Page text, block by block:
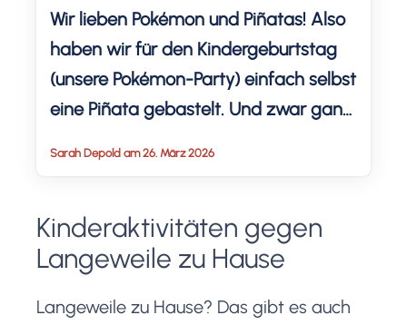
Wir lieben Pokémon und Piñatas! Also
haben wir für den Kindergeburtstag
(unsere Pokémon-Party) einfach selbst
eine Piñata gebastelt. Und zwar ganz
Materialien und etwa eine Stunde
Zeit. 😊
Sarah Depold am 26. März 2026
Kinderaktivitäten gegen
Langeweile zu Hause
Langeweile zu Hause? Das gibt es auch